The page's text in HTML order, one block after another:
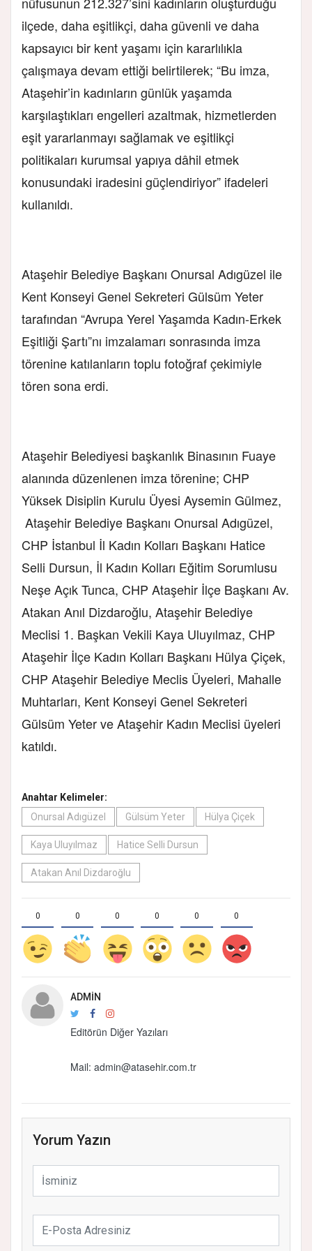
ilçede, daha eşitlikçi, daha güvenli ve daha
kapsayıcı bir kent yaşamı için kararlılıkla
çalışmaya devam ettiği belirtilerek; “Bu imza,
Ataşehir’in kadınların günlük yaşamda
karşılaştıkları engelleri azaltmak, hizmetlerden
eşit yararlanmayı sağlamak ve eşitlikçi
politikaları kurumsal yapıya dâhil etmek
konusundaki iradesini güçlendiriyor” ifadeleri
kullanıldı.
Ataşehir Belediye Başkanı Onursal Adıgüzel ile
Kent Konseyi Genel Sekreteri Gülsüm Yeter
tarafından “Avrupa Yerel Yaşamda Kadın-Erkek
Eşitliği Şartı”nı imzalamarı sonrasında imza
törenine katılanların toplu fotoğraf çekimiyle
tören sona erdi.
Ataşehir Belediyesi başkanlık Binasının Fuaye
alanında düzenlenen imza törenine; CHP
Yüksek Disiplin Kurulu Üyesi Aysemin Gülmez,
Ataşehir Belediye Başkanı Onursal Adıgüzel,
CHP İstanbul İl Kadın Kolları Başkanı Hatice
Selli Dursun, İl Kadın Kolları Eğitim Sorumlusu
Neşe Açık Tunca, CHP Ataşehir İlçe Başkanı Av.
Atakan Anıl Dizdaroğlu, Ataşehir Belediye
Meclisi 1. Başkan Vekili Kaya Uluyılmaz, CHP
Ataşehir İlçe Kadın Kolları Başkanı Hülya Çiçek,
CHP Ataşehir Belediye Meclis Üyeleri, Mahalle
Muhtarları, Kent Konseyi Genel Sekreteri
Gülsüm Yeter ve Ataşehir Kadın Meclisi üyeleri
katıldı.
Anahtar Kelimeler:
Onursal Adıgüzel
Gülsüm Yeter Hülya Çiçek
Kaya Uluyılmaz Hatice Selli Dursun
Atakan Anıl Dizdaroğlu
0 0 0 0 0 0
ADMIN
Editörün Diğer Yazıları
Mail: admin@atasehir.com.tr
Yorum Yazın